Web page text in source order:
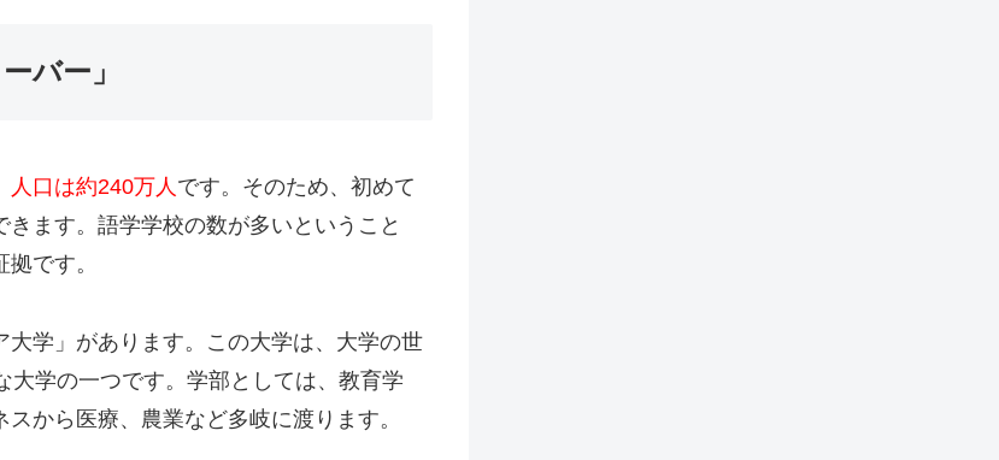
バー」
人口は約240万人 です。そのため、初めて
ます。語学学校の数が多いということ
です。
学」があります。この大学は、大学の世
学の一つです。学部としては、教育学
から医療、農業など多岐に渡ります。